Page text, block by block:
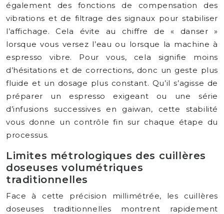
également des fonctions de compensation des
vibrations et de filtrage des signaux pour stabiliser
l’affichage. Cela évite au chiffre de « danser »
lorsque vous versez l’eau ou lorsque la machine à
espresso vibre. Pour vous, cela signifie moins
d’hésitations et de corrections, donc un geste plus
fluide et un dosage plus constant. Qu’il s’agisse de
préparer un espresso exigeant ou une série
d’infusions successives en gaiwan, cette stabilité
vous donne un contrôle fin sur chaque étape du
processus.
Limites métrologiques des cuillères
doseuses volumétriques
traditionnelles
Face à cette précision millimétrée, les cuillères
doseuses traditionnelles montrent rapidement